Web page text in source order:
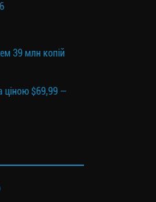
39 млн копій
ціною $69,99 —